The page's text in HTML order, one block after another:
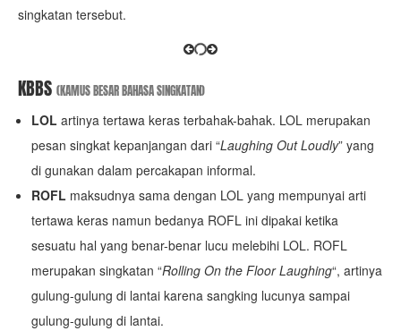
singkatan tersebut.
KBBS (KAMUS BESAR BAHASA SINGKATAN)
LOL artinya tertawa keras terbahak-bahak. LOL merupakan
pesan singkat kepanjangan dari “Laughing Out Loudly” yang
di gunakan dalam percakapan informal.
ROFL maksudnya sama dengan LOL yang mempunyai arti
tertawa keras namun bedanya ROFL ini dipakai ketika
sesuatu hal yang benar-benar lucu melebihi LOL. ROFL
merupakan singkatan “Rolling On the Floor Laughing“, artinya
gulung-gulung di lantai karena sangking lucunya sampai
gulung-gulung di lantai.